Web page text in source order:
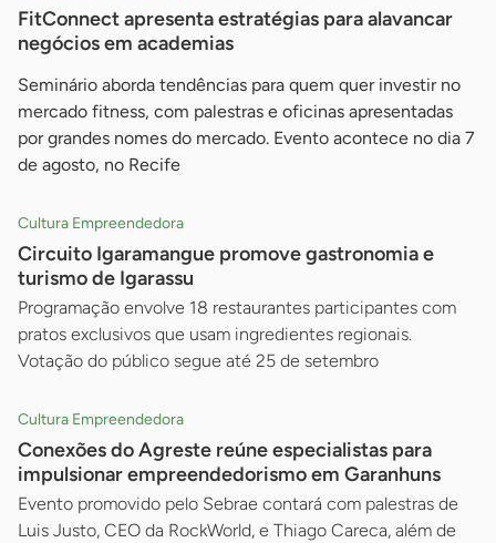
FitConnect apresenta estratégias para alavancar
negócios em academias
Seminário aborda tendências para quem quer investir no
mercado fitness, com palestras e oficinas apresentadas
por grandes nomes do mercado. Evento acontece no dia 7
de agosto, no Recife
Cultura Empreendedora
Circuito Igaramangue promove gastronomia e
turismo de Igarassu
Programação envolve 18 restaurantes participantes com
pratos exclusivos que usam ingredientes regionais.
Votação do público segue até 25 de setembro
Cultura Empreendedora
Conexões do Agreste reúne especialistas para
impulsionar empreendedorismo em Garanhuns
Evento promovido pelo Sebrae contará com palestras de
Luis Justo, CEO da RockWorld, e Thiago Careca, além de